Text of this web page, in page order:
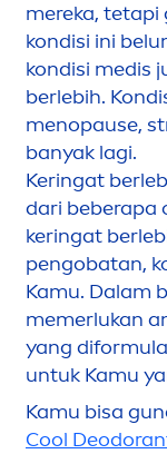
mereka, tetapi
kondisi ini
kondisi medis
berlebih.
menopause,
banyak lagi.
Keringat
dari beberapa
keringat
pengobatan,
Kamu. Dalam
memerlukan
yang
untuk Kamu
Kamu bisa
Cool